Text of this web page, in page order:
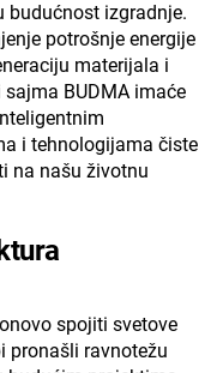
budućnost izgradnje.
potrošnje energije
materijala i
BUDMA imaće
i tehnologijama čiste
na našu životnu
spojiti svetove
pronašli ravnotežu